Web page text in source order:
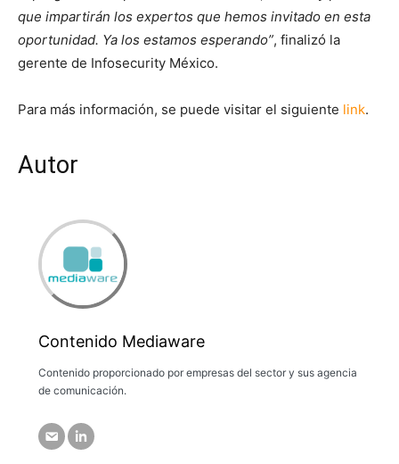
que impartirán los expertos que hemos invitado en esta
oportunidad. Ya los estamos esperando”, finalizó la
gerente de Infosecurity México.
Para más información, se puede visitar el siguiente link.
Autor
Contenido Mediaware
Contenido proporcionado por empresas del sector y sus agencia
de comunicación.